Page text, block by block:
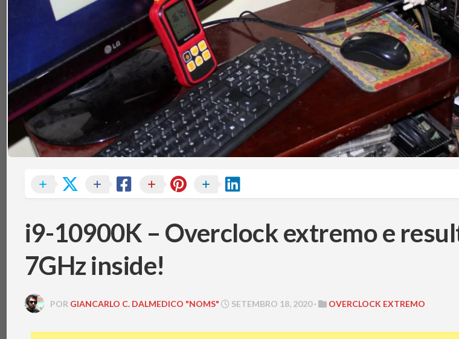
V
IBM
POWERBOARD
TEC
(PELTIER)
MEMÓRIAS
NOTEBOOKS
PERIFÉRICOS
PLACAS-
DE
REFRIGERAÇÃO
SSDS
VGAS
i9-10900K – Overclock extremo e
7GHz inside!
POR GIANCARLO C. DALMEDICO "NOMS" SETEMBRO 18, 2020 · OVERCLOCK EXTREMO